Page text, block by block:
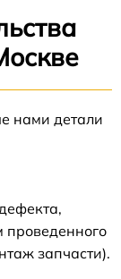
нами детали
проведенного
запчасти).